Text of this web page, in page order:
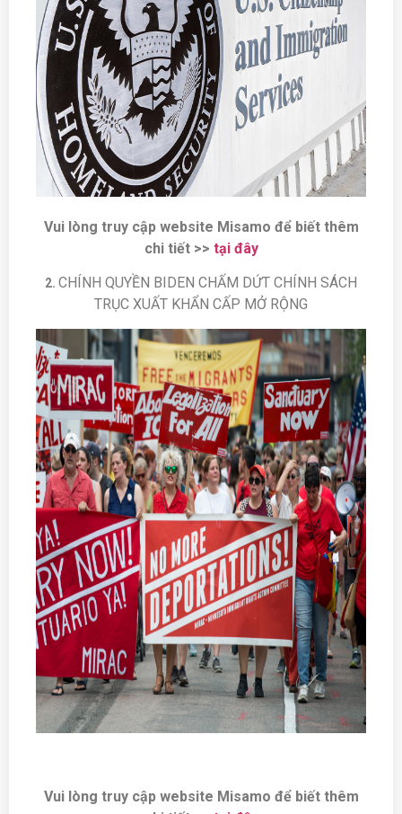
Vui lòng truy cập website Misamo để biết thêm
chi tiết >> tại đây
2. CHÍNH QUYỀN BIDEN CHẤM DỨT CHÍNH SÁCH
TRỤC XUẤT KHẨN CẤP MỞ RỘNG
Vui lòng truy cập website Misamo để biết thêm